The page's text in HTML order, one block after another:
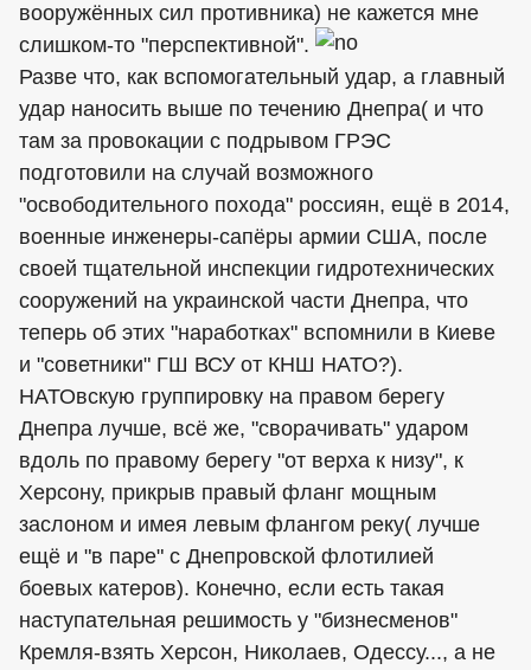
вооружённых сил противника) не кажется мне
слишком-то "перспективной".
Разве что, как вспомогательный удар, а главный
удар наносить выше по течению Днепра( и что
там за провокации с подрывом ГРЭС
подготовили на случай возможного
"освободительного похода" россиян, ещё в 2014,
военные инженеры-сапёры армии США, после
своей тщательной инспекции гидротехнических
сооружений на украинской части Днепра, что
теперь об этих "наработках" вспомнили в Киеве
и "советники" ГШ ВСУ от КНШ НАТО?).
НАТОвскую группировку на правом берегу
Днепра лучше, всё же, "сворачивать" ударом
вдоль по правому берегу "от верха к низу", к
Херсону, прикрыв правый фланг мощным
заслоном и имея левым флангом реку( лучше
ещё и "в паре" с Днепровской флотилией
боевых катеров). Конечно, если есть такая
наступательная решимость у "бизнесменов"
Кремля-взять Херсон, Николаев, Одессу..., а не